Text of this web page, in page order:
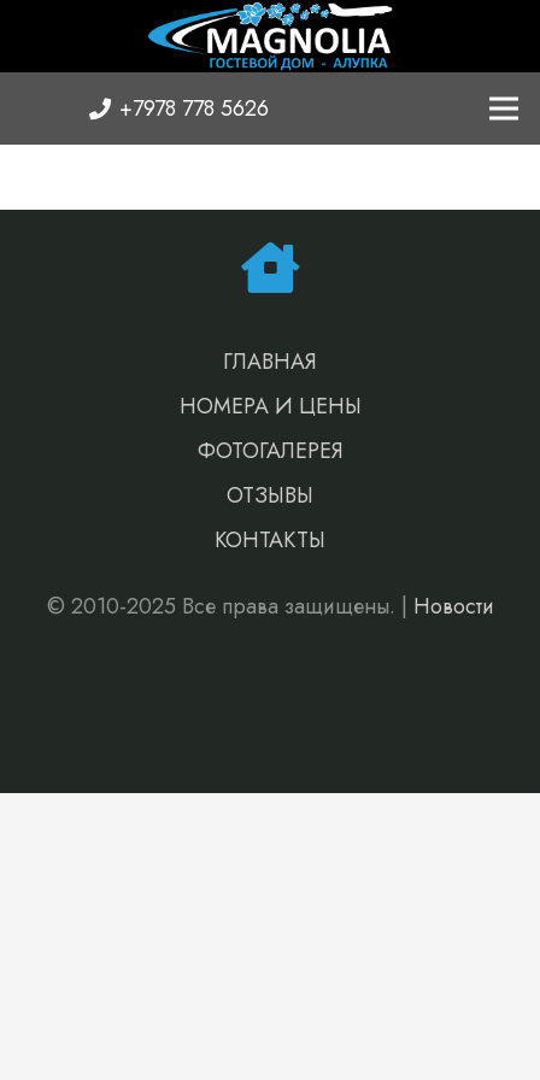
+7978 778 5626
ГЛАВНАЯ
НОМЕРА И ЦЕНЫ
ФОТОГАЛЕРЕЯ
ОТЗЫВЫ
КОНТАКТЫ
© 2010-2025 Все права защищены. | Новости